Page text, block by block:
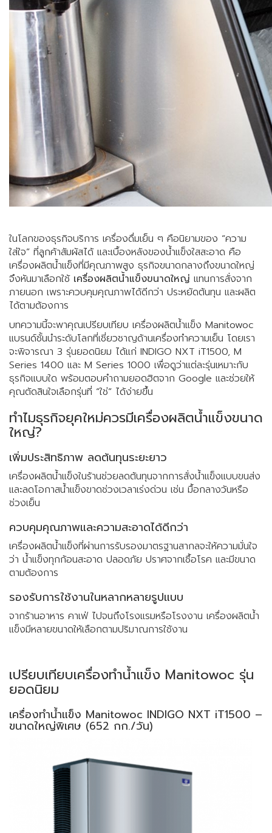
ในโลกของธุรกิจบริการ เครื่องดื่มเย็น ๆ คือนิยามของ “ความ
ใส่ใจ” ที่ลูกค้าสัมผัสได้ และเบื้องหลังของน้ำแข็งใสสะอาด คือ
เครื่องผลิตน้ำแข็งที่มีคุณภาพสูง ธุรกิจขนาดกลางถึงขนาดใหญ่
จึงหันมาเลือกใช้ เครื่องผลิตน้ำแข็งขนาดใหญ่ แทนการสั่งจาก
ภายนอก เพราะควบคุมคุณภาพได้ดีกว่า ประหยัดต้นทุน และผลิต
ได้ตามต้องการ
บทความนี้จะพาคุณเปรียบเทียบ เครื่องผลิตน้ำแข็ง Manitowoc
แบรนด์ชั้นนำระดับโลกที่เชี่ยวชาญด้านเครื่องทำความเย็น โดยเรา
จะพิจารณา 3 รุ่นยอดนิยม ได้แก่ INDIGO NXT iT1500, M
Series 1400 และ M Series 1000 เพื่อดูว่าแต่ละรุ่นเหมาะกับ
ธุรกิจแบบใด พร้อมตอบคำถามยอดฮิตจาก Google และช่วยให้
คุณตัดสินใจเลือกรุ่นที่ “ใช่” ได้ง่ายขึ้น
ทำไมธุรกิจยุคใหม่ควรมีเครื่องผลิตน้ำแข็งขนาด
ใหญ่?
เพิ่มประสิทธิภาพ ลดต้นทุนระยะยาว
เครื่องผลิตน้ำแข็งในร้านช่วยลดต้นทุนจากการสั่งน้ำแข็งแบบขนส่ง
และลดโอกาสน้ำแข็งขาดช่วงเวลาเร่งด่วน เช่น มื้อกลางวันหรือ
ช่วงเย็น
ควบคุมคุณภาพและความสะอาดได้ดีกว่า
เครื่องผลิตน้ำแข็งที่ผ่านการรับรองมาตรฐานสากลจะให้ความมั่นใจ
ว่า น้ำแข็งทุกก้อนสะอาด ปลอดภัย ปราศจากเชื้อโรค และมีขนาด
ตามต้องการ
รองรับการใช้งานในหลากหลายรูปแบบ
จากร้านอาหาร คาเฟ่ ไปจนถึงโรงแรมหรือโรงงาน เครื่องผลิตน้ำ
แข็งมีหลายขนาดให้เลือกตามปริมาณการใช้งาน
เปรียบเทียบเครื่องทำน้ำแข็ง Manitowoc รุ่น
ยอดนิยม
เครื่องทำน้ำแข็ง Manitowoc INDIGO NXT iT1500 –
ขนาดใหญ่พิเศษ (652 กก./วัน)